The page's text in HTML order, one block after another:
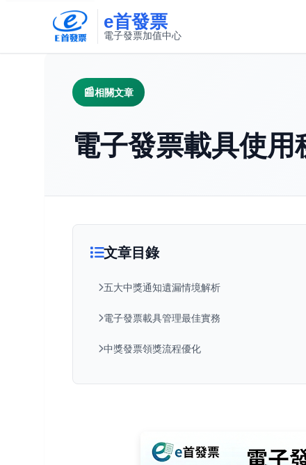
e首發票
電子發票加值中心
相關文章
電子發票載具使
文章目錄
五大中獎通知遺漏情境解析
電子發票載具管理最佳實務
中獎發票領獎流程優化